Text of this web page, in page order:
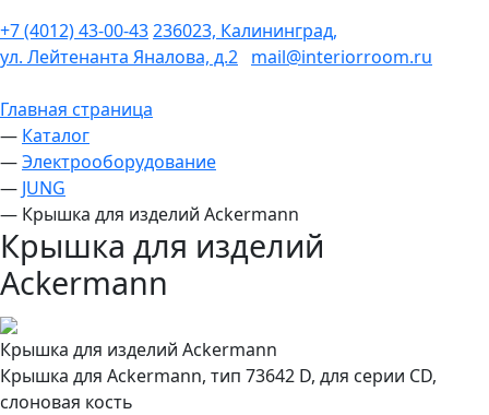
+7 (4012) 43-00-43236023, Калининград,
ул. Лейтенанта Яналова, д.2 mail@interiorroom.ru
Главная страница
— Каталог
—Электрооборудование
— JUNG
— Крышка для изделий Ackermann
Крышка для изделий
Ackermann
Крышка для изделий Ackermann
Крышка для Ackermann, тип 73642 D, для серии CD,
слоновая кость